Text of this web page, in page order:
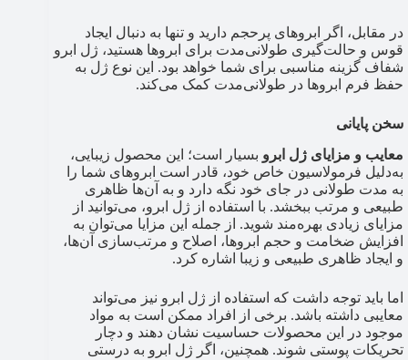
در مقابل، اگر ابروهای پرحجم دارید و تنها به دنبال ایجاد
قوس و حالت‌گیری طولانی‌مدت برای ابروها هستید، ژل ابرو
شفاف گزینه مناسبی برای شما خواهد بود. این نوع ژل به
حفظ فرم ابروها در طولانی‌مدت کمک می‌کند.
سخن پایانی
معایب و مزایای ژل ابرو بسیار است؛ این محصول زیبایی،
به‌دلیل فرمولاسیون خاص خود، قادر است ابروهای شما را
به مدت طولانی در جای خود نگه دارد و به آن‌ها ظاهری
طبیعی و مرتب ببخشد. با استفاده از ژل ابرو، می‌توانید از
مزایای زیادی بهره‌مند شوید. از جمله این مزایا می‌توان به
افزایش ضخامت و حجم ابروها، اصلاح و مرتب‌سازی آن‌ها،
و ایجاد ظاهری طبیعی و زیبا اشاره کرد.
اما باید توجه داشت که استفاده از ژل ابرو نیز می‌تواند
معایبی داشته باشد. برخی از افراد ممکن است به مواد
موجود در این محصولات حساسیت نشان دهند و دچار
تحریکات پوستی شوند. همچنین، اگر ژل ابرو به درستی